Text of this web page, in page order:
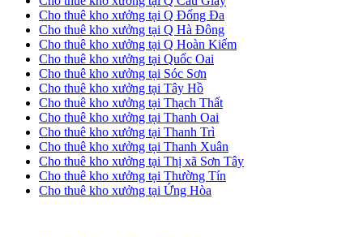
Cho thuê kho xưởng tại Q Đống Đa
Cho thuê kho xưởng tại Q Hà Đông
Cho thuê kho xưởng tại Q Hoàn Kiếm
Cho thuê kho xưởng tại Quốc Oai
Cho thuê kho xưởng tại Sóc Sơn
Cho thuê kho xưởng tại Tây Hồ
Cho thuê kho xưởng tại Thạch Thất
Cho thuê kho xưởng tại Thanh Oai
Cho thuê kho xưởng tại Thanh Trì
Cho thuê kho xưởng tại Thanh Xuân
Cho thuê kho xưởng tại Thị xã Sơn Tây
Cho thuê kho xưởng tại Thường Tín
Cho thuê kho xưởng tại Ứng Hòa